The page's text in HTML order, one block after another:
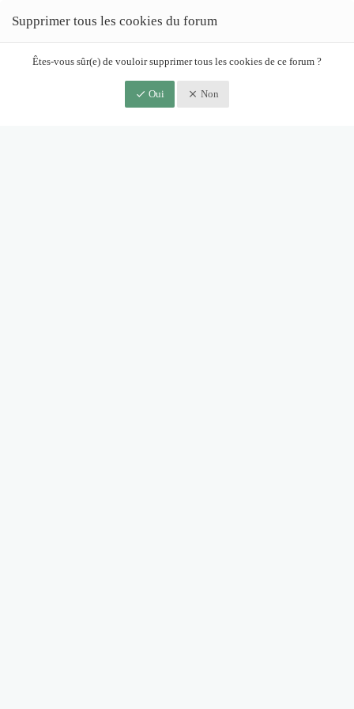
Supprimer tous les cookies du forum
Êtes-vous sûr(e) de vouloir supprimer tous les cookies de ce forum ?
Oui Non